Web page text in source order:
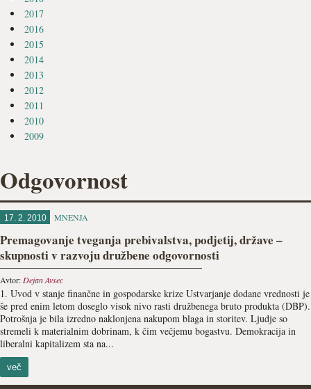
2017
2016
2015
2014
2013
2012
2011
2010
2009
Odgovornost
17. 2. 2010 MNENJA
Premagovanje tveganja prebivalstva, podjetij, države –
skupnosti v razvoju družbene odgovornosti
Avtor: Dejan Avsec
1. Uvod v stanje finančne in gospodarske krize Ustvarjanje dodane vrednosti je
še pred enim letom doseglo visok nivo rasti družbenega bruto produkta (DBP).
Potrošnja je bila izredno naklonjena nakupom blaga in storitev. Ljudje so
stremeli k materialnim dobrinam, k čim večjemu bogastvu. Demokracija in
liberalni kapitalizem sta na...
več